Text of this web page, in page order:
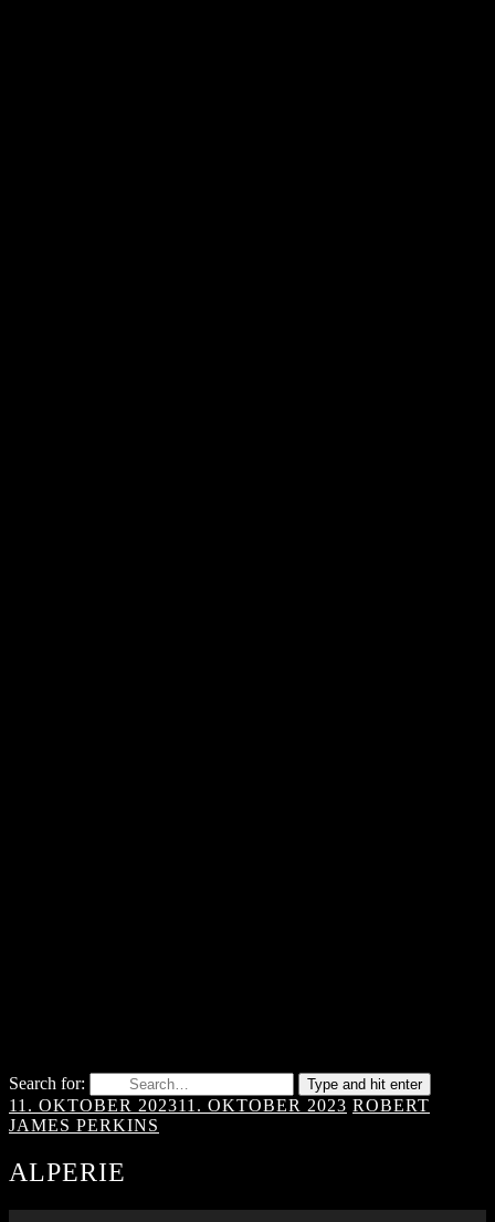
Search for: Type and hit enter
11. OKTOBER 202311. OKTOBER 2023 ROBERT
JAMES PERKINS
ALPERIE